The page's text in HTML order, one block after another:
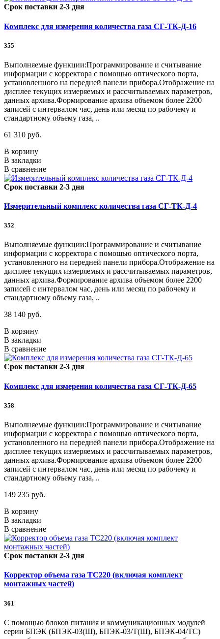
Срок поставки 2-3 дня
Комплекс для измерения количества газа СГ-ТК-Д-16
355
Выполняемые функции:Программирование и считывание
информации с корректора с помощью оптического порта,
установленного на передней панели прибора.Отображение на
дисплее текущих измеряемых и рассчитываемых параметров,
данных архива.Формирование архива объемом более 2200
записей с интервалом час, день или месяц по рабочему и
стандартному объему газа, ..
61 310 руб.
В корзину
В закладки
В сравнение
Срок поставки 2-3 дня
Измерительный комплекс количества газа СГ-ТК-Д-4
352
Выполняемые функции:Программирование и считывание
информации с корректора с помощью оптического порта,
установленного на передней панели прибора.Отображение на
дисплее текущих измеряемых и рассчитываемых параметров,
данных архива.Формирование архива объемом более 2200
записей с интервалом час, день или месяц по рабочему и
стандартному объему газа, ..
38 140 руб.
В корзину
В закладки
В сравнение
Срок поставки 2-3 дня
Комплекс для измерения количества газа СГ-ТК-Д-65
358
Выполняемые функции:Программирование и считывание
информации с корректора с помощью оптического порта,
установленного на передней панели прибора.Отображение на
дисплее текущих измеряемых и рассчитываемых параметров,
данных архива.Формирование архива объемом более 2200
записей с интервалом час, день или месяц по рабочему и
стандартному объему газа, ..
149 235 руб.
В корзину
В закладки
В сравнение
Срок поставки 2-3 дня
Корректор объема газа ТС220 (включая комплект
монтажных частей)
361
С помощью блоков питания и коммуникационных модулей
серии БПЭК (БПЭК-03(Ш), БПЭК-03/Т(Ш), БПЭК-04/ТС)